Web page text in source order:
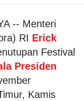
-- Menteri
RI Erick
Festival
Presiden
Kamis